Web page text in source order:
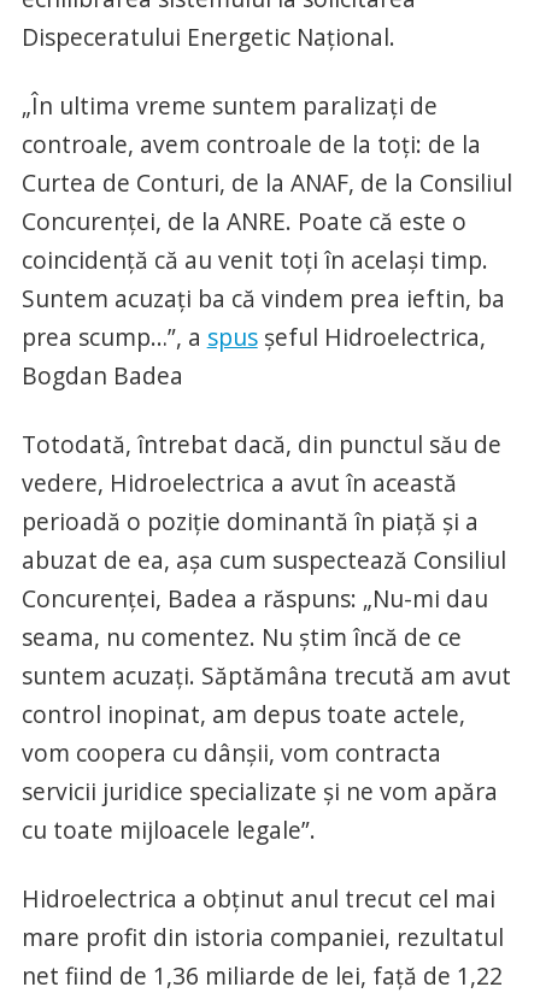
Dispeceratului Energetic Naţional.
„În ultima vreme suntem paralizaţi de
controale, avem controale de la toţi: de la
Curtea de Conturi, de la ANAF, de la Consiliul
Concurenţei, de la ANRE. Poate că este o
coincidenţă că au venit toţi în acelaşi timp.
Suntem acuzaţi ba că vindem prea ieftin, ba
prea scump…”, a spusşeful Hidroelectrica,
Bogdan Badea
Totodată, întrebat dacă, din punctul său de
vedere, Hidroelectrica a avut în această
perioadă o poziţie dominantă în piaţă şi a
abuzat de ea, aşa cum suspectează Consiliul
Concurenţei, Badea a răspuns: „Nu-mi dau
seama, nu comentez. Nu ştim încă de ce
suntem acuzaţi. Săptămâna trecută am avut
control inopinat, am depus toate actele,
vom coopera cu dânşii, vom contracta
servicii juridice specializate şi ne vom apăra
cu toate mijloacele legale”.
Hidroelectrica a obţinut anul trecut cel mai
mare profit din istoria companiei, rezultatul
net fiind de 1,36 miliarde de lei, faţă de 1,22